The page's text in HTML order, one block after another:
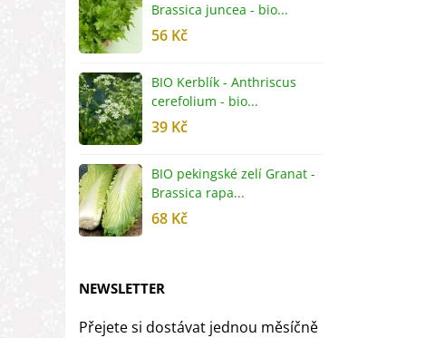
Brassica juncea - bio...
56 Kč
BIO Kerblík - Anthriscus
cerefolium - bio...
39 Kč
BIO pekingské zelí Granat -
Brassica rapa...
68 Kč
NEWSLETTER
Přejete si dostávat jednou měsíčně